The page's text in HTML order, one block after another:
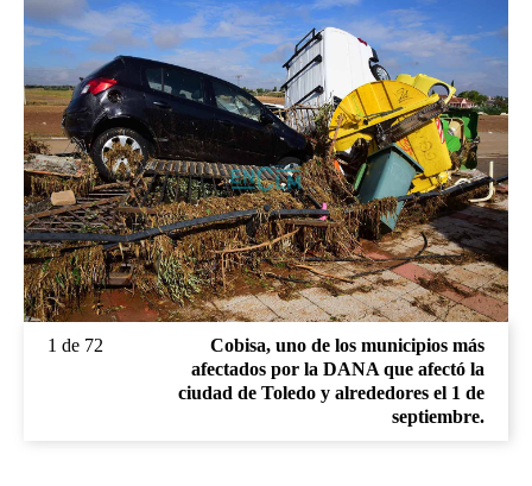
1 de 72
Cobisa, uno de los municipios más
afectados por la DANA que afectó la
ciudad de Toledo y alrededores el 1 de
septiembre.